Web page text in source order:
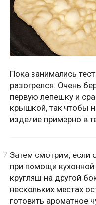
Пока занимались
разогрелся. Очень
первую лепешку и
крышкой, так чтобы
изделие примерно в
Затем смотрим, если
при помощи
кругляш на другой
нескольких местах
готовить ароматное